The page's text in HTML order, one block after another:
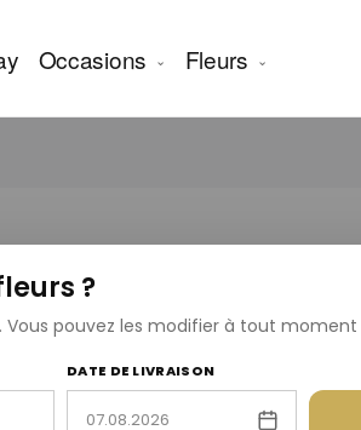
Occasions Fleurs
?
Vous pouvez les modifier à tout moment
DATE DE LIVRAISON